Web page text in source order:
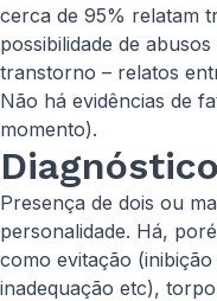
cerca de 95% relatam
possibilidade de
transtorno – relatos
Não há evidências de
momento).
Diagnóstico
Presença de dois ou
personalidade. Há,
como evitação
inadequação etc),